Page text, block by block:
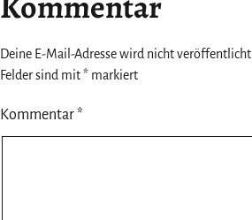
Deine E-Mail-Adresse wird nicht veröffentlicht.
Felder sind mit* markiert
Kommentar*